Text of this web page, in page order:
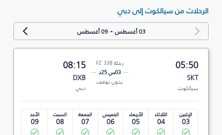
الرحلات من سيالكوت إلى دبي
03 أغسطس -09 أغسطس
05:50
SKT
سيالكوت
رحلة FZ 338
03س 25د
بدون توقف
08:15
DXB
دبي
الإثنين
03
الثلاثاء
04
الأربعاء
05
الخميس
06
الجمعة
07
السبت
08
الأحد
09